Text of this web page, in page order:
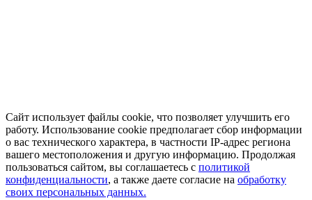
Сайт использует файлы cookie, что позволяет улучшить его
работу. Использование cookie предполагает сбор информации
о вас технического характера, в частности IP-адрес региона
вашего местоположения и другую информацию. Продолжая
пользоваться сайтом, вы соглашаетесь с политикой
конфиденциальности, а также даете согласие на обработку
своих персональных данных.